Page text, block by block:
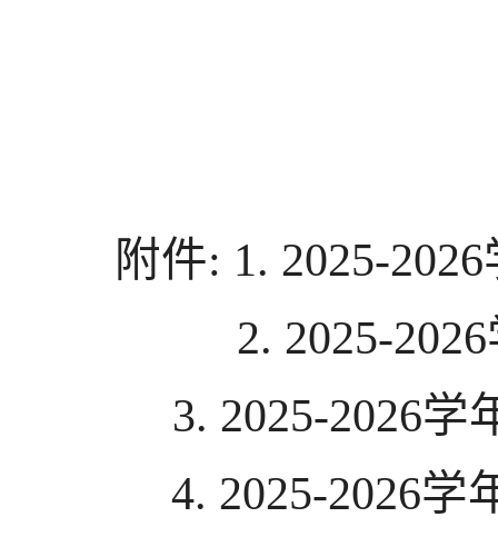
附件: 1. 2025-2026
2. 2025-2026
3. 2025-2026学
4. 2025-2026学